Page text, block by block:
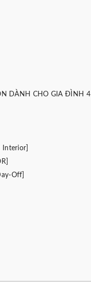
DÀNH CHO GIA ĐÌNH 4
Off]